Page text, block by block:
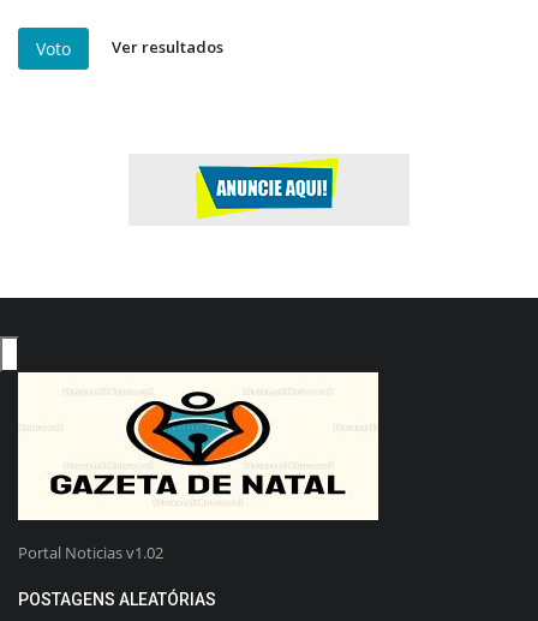
Voto Ver resultados
Portal Noticias v1.02
POSTAGENS ALEATÓRIAS